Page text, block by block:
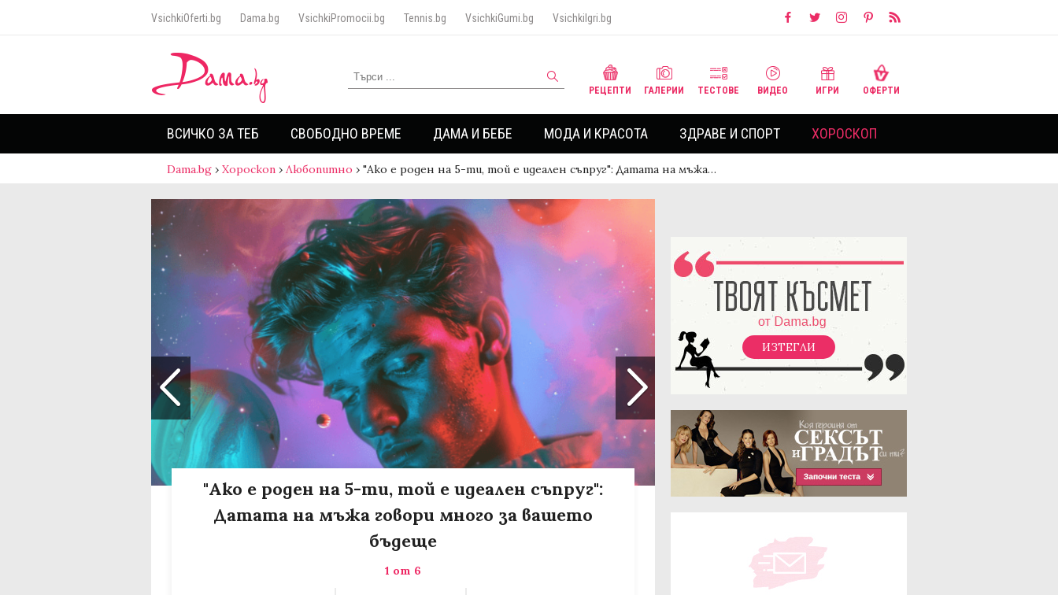
VsichkiOferti.bg Dama.bg VsichkiPromocii.bg Tennis.bg VsichkiGumi.bg VsichkiIgri.bg
РЕЦЕПТИ ГАЛЕРИИ ТЕСТОВЕ ВИДЕО ИГРИ ОФЕРТИ
ВСИЧКО ЗА ТЕБ СВОБОДНО ВРЕМЕ ДАМА И БЕБЕ МОДА И КРАСОТА ЗДРАВЕ И СПОРТ ХОРОСКОП
Dama.bg › Хороскоп › Любопитно › "Ако е роден на 5-ти, той е идеален съпруг": Датата на мъжа…
"Ако е роден на 5-ти, той е идеален съпруг":
Датата на мъжа говори много за вашето
бъдеще
1 от 6
ИЗТЕГЛИ